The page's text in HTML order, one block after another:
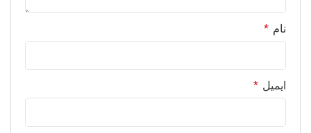
نام *
ایمیل *